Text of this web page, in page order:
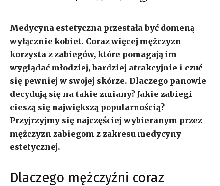
Medycyna estetyczna przestała być domeną
wyłącznie kobiet. Coraz więcej mężczyzn
korzysta z zabiegów, które pomagają im
wyglądać młodziej, bardziej atrakcyjnie i czuć
się pewniej w swojej skórze. Dlaczego panowie
decydują się na takie zmiany? Jakie zabiegi
cieszą się największą popularnością?
Przyjrzyjmy się najczęściej wybieranym przez
mężczyzn zabiegom z zakresu medycyny
estetycznej.
Dlaczego mężczyźni coraz